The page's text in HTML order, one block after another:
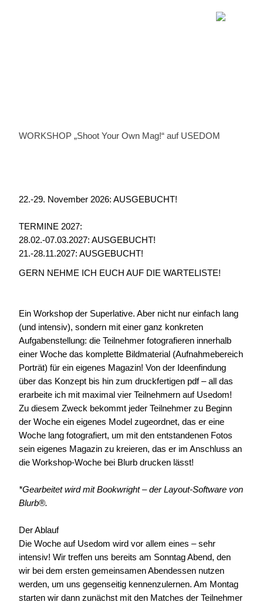
WORKSHOP „Shoot Your Own Mag!“ auf USEDOM
22.-29. November 2026: AUSGEBUCHT!
TERMINE 2027:
28.02.-07.03.2027: AUSGEBUCHT!
21.-28.11.2027: AUSGEBUCHT!
GERN NEHME ICH EUCH AUF DIE WARTELISTE!
Ein Workshop der Superlative. Aber nicht nur einfach lang
(und intensiv), sondern mit einer ganz konkreten
Aufgabenstellung: die Teilnehmer fotografieren innerhalb
einer Woche das komplette Bildmaterial (Aufnahmebereich
Porträt) für ein eigenes Magazin! Von der Ideenfindung
über das Konzept bis hin zum druckfertigen pdf – all das
erarbeite ich mit maximal vier Teilnehmern auf Usedom!
Zu diesem Zweck bekommt jeder Teilnehmer zu Beginn
der Wocheein eigenes Model zugeordnet, das er eine
Woche lang fotografiert, um mit den entstandenen Fotos
sein eigenes Magazin zu kreieren, das er im Anschluss an
die Workshop-Woche bei Blurb drucken lässt!
*Gearbeitet wird mit Bookwright – der Layout-Software von
Blurb®.
Der Ablauf
Die Woche auf Usedom wird vor allem eines – sehr
intensiv! Wir treffen uns bereits am Sonntag Abend, den
wir bei dem ersten gemeinsamen Abendessen nutzen
werden, um uns gegenseitig kennenzulernen. Am Montag
starten wir dann zunächst mit den Matches der Teilnehmer